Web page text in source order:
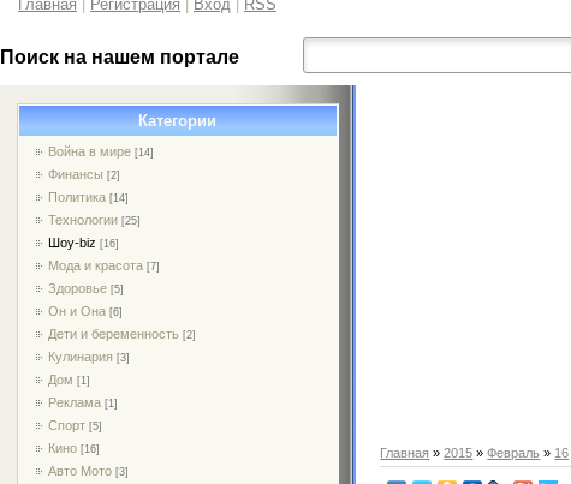
Главная
Регистрация Вход RSS
Поиск на нашем портале
Категории
Война в мире [14]
Финансы [2]
Политика [14]
Технологии [25]
Шоу-biz [16]
Мода и красота [7]
Здоровье [5]
Он и Она [6]
Дети и беременность [2]
Кулинария [3]
Дом [1]
Реклама [1]
Спорт [5]
Кино [16]
Авто Мото [3]
Главная »2015 » Февраль » 16